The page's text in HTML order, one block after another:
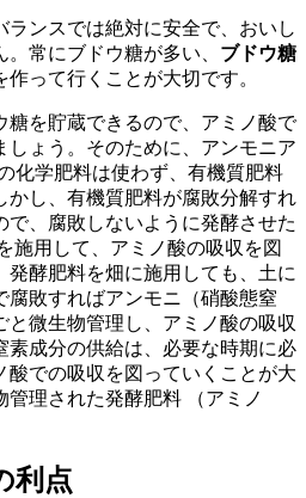
ランスでは絶対に安全で、おいし
常にブドウ糖が多い、 ブドウ糖
作って行くことが大切です。
糖を貯蔵できるので、アミノ酸で
しょう。そのために、アンモニア
化学肥料は使わず、有機質肥料
かし、有機質肥料が腐敗分解すれ
で、腐敗しないように発酵させた
施用して、アミノ酸の吸収を図
発酵肥料を畑に施用しても、土に
腐敗すればアンモニ（硝酸態窒
微生物管理し、アミノ酸の吸収
素成分の供給は、必要な時期に必
酸での吸収を図っていくことが大
理された発酵肥料 （アミノ
利点